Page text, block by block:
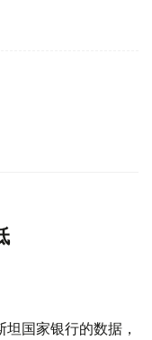
坦国家银行的数据，